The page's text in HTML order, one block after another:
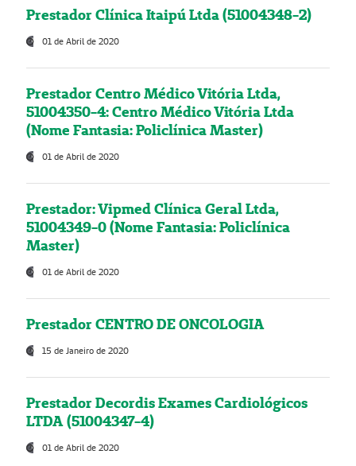
Prestador Clínica Itaipú Ltda (51004348-2)
01 de Abril de 2020
Prestador Centro Médico Vitória Ltda,
51004350-4: Centro Médico Vitória Ltda
(Nome Fantasia: Policlínica Master)
01 de Abril de 2020
Prestador: Vipmed Clínica Geral Ltda,
51004349-0 (Nome Fantasia: Policlínica
Master)
01 de Abril de 2020
Prestador CENTRO DE ONCOLOGIA
15 de Janeiro de 2020
Prestador Decordis Exames Cardiológicos
LTDA (51004347-4)
01 de Abril de 2020